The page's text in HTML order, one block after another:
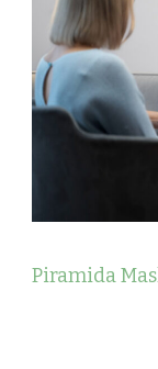
Piramida